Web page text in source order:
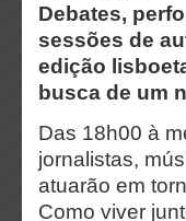
Debates,
sessões de
edição
busca de um
Das 18h00 à
jornalistas,
atuarão em
Como viver